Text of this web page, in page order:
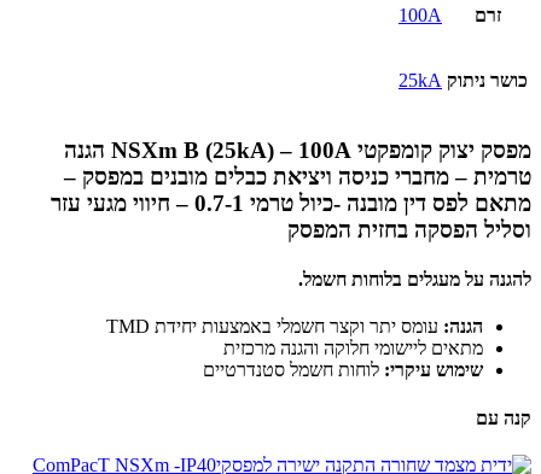
זרם 100A
כושר ניתוק 25kA
מפסק יצוק קומפקטי NSXm B (25kA) – 100A הגנה
טרמית – מחברי כניסה ויציאת כבלים מובנים במפסק –
מתאם לפס דין מובנה -כיול טרמי 0.7-1 – חיווי מגעי עזר
וסליל הפסקה בחזית המפסק
להגנה על מעגלים בלוחות חשמל.
הגנה: עומס יתר וקצר חשמלי באמצעות יחידת TMD
מתאים ליישומי חלוקה והגנה מרכזית
שימוש עיקרי: לוחות חשמל סטנדרטיים
קנה עם